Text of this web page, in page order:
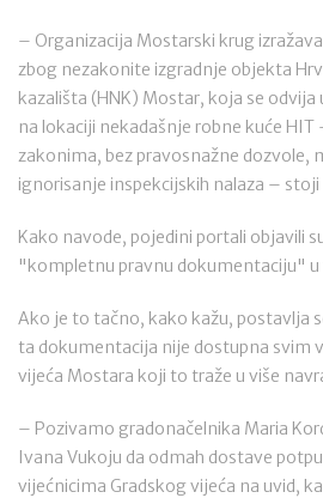
– Organizacija Mostarski krug
zbog nezakonite izgradnje objekta
kazališta (HNK) Mostar, koja se
na lokaciji nekadašnje robne kuće
zakonima, bez pravosnažne dozvole,
ignorisanje inspekcijskih nalaza – stoji
Kako navode, pojedini portali objavili
"kompletnu pravnu dokumentaciju" u
Ako je to tačno, kako kažu, postavlja
ta dokumentacija nije dostupna svim
vijeća Mostara koji to traže u više
– Pozivamo gradonačelnika Maria
Ivana Vukoju da odmah dostave
vijećnicima Gradskog vijeća na uvid,